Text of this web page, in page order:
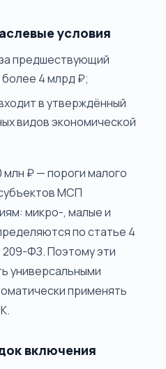
условия
предшествующий
4 млрд ₽;
в утверждённый
видов экономической
млн ₽ — пороги малого
МСП
микро-, малые и
по статье 4
ФЗ. Поэтому эти
универсальными
применять
включения